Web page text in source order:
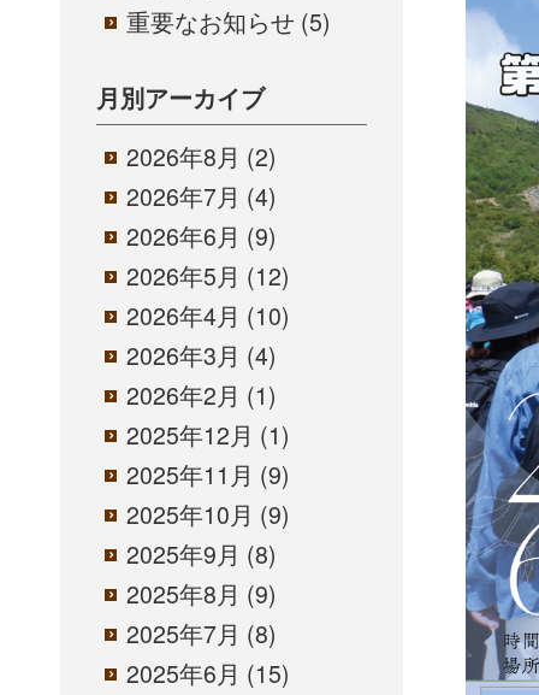
重要なお知らせ (5)
月別アーカイブ
2026年8月 (2)
2026年7月 (4)
2026年6月 (9)
2026年5月 (12)
2026年4月 (10)
2026年3月 (4)
2026年2月 (1)
2025年12月 (1)
2025年11月 (9)
2025年10月 (9)
2025年9月 (8)
2025年8月 (9)
2025年7月 (8)
2025年6月 (15)